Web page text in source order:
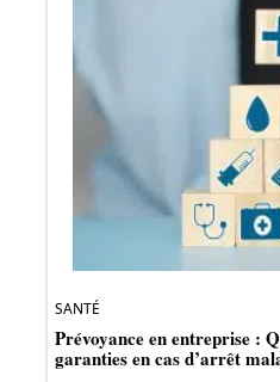
SANTÉ
Prévoyance en entreprise :
garanties en cas d’arrêt